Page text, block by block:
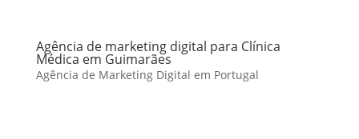
Agência de marketing digital para Clínica
Médica em Guimarães
Agência de Marketing Digital em Portugal